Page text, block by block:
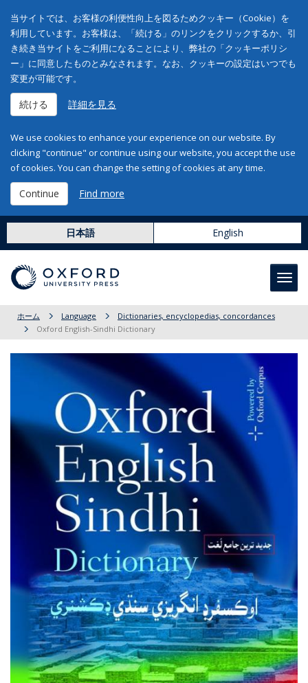
当サイトでは、お客様の利便性向上を図るためクッキー（Cookie）を
利用しています。お客様は、「続ける」のリンクをクリックするか、引
き続き当サイトをご利用になることにより、弊社の「クッキーポリシ
ー」に同意したものとみなされます。なお、クッキーの設定はいつでも
変更が可能です。
続ける 詳細を見る
We use cookies to enhance your experience on our website. By
clicking "continue" or continue using our website, you accept the use
of cookies. You can change the setting of cookies at any time.
Continue Find more
日本語 English
ホーム Language
Dictionaries, encyclopedias, concordances
Oxford English-Sindhi Dictionary